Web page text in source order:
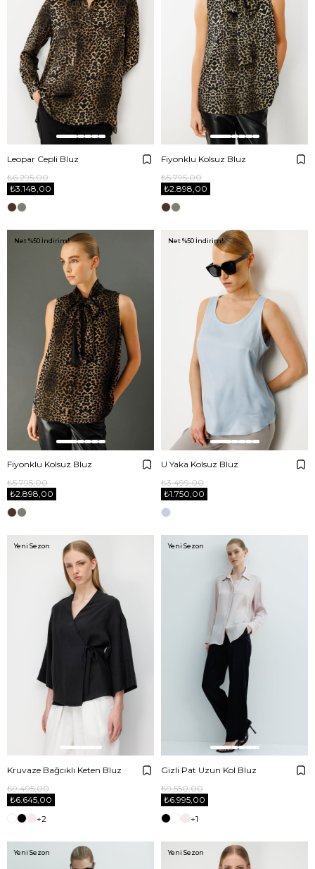
Leopar Cepli Bluz
₺3.148,00
₺6.295,00
Fiyonklu Kolsuz Bluz
₺2.898,00
₺5.795,00
Fiyonklu Kolsuz Bluz
₺2.898,00
₺5.795,00
Net %50 İndirim!
U Yaka Kolsuz Bluz
₺1.750,00
₺3.499,00
Net %50 İndirim!
Kruvaze Bağcıklı Keten Bluz
₺6.645,00
₺9.495,00
+2
Yeni Sezon
Gizli Pat Uzun Kol Bluz
₺6.995,00
₺9.550,00
+1
Yeni Sezon
Yeni Sezon Yeni Sezon